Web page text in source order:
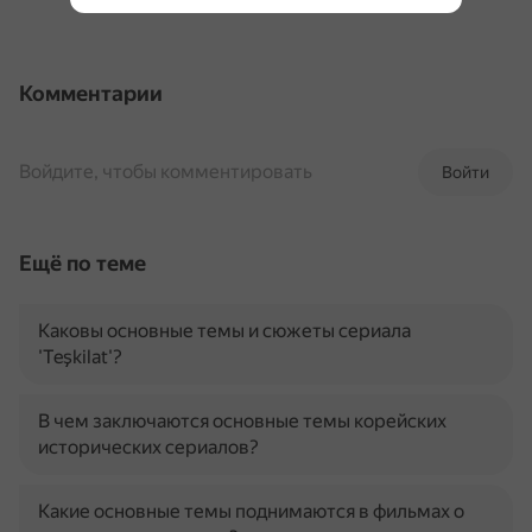
Комментарии
Войти
Войдите, чтобы комментировать
Ещё по теме
Каковы основные темы и сюжеты сериала
'Teşkilat'?
В чем заключаются основные темы корейских
исторических сериалов?
Какие основные темы поднимаются в фильмах о